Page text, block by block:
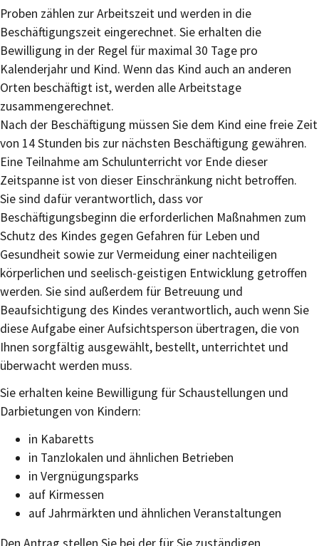
Proben zählen zur Arbeitszeit und werden in die
Beschäftigungszeit eingerechnet. Sie erhalten die
Bewilligung in der Regel für maximal 30 Tage pro
Kalenderjahr und Kind. Wenn das Kind auch an anderen
Orten beschäftigt ist, werden alle Arbeitstage
zusammengerechnet.
Nach der Beschäftigung müssen Sie dem Kind eine freie Zeit
von 14 Stunden bis zur nächsten Beschäftigung gewähren.
Eine Teilnahme am Schulunterricht vor Ende dieser
Zeitspanne ist von dieser Einschränkung nicht betroffen.
Sie sind dafür verantwortlich, dass vor
Beschäftigungsbeginn die erforderlichen Maßnahmen zum
Schutz des Kindes gegen Gefahren für Leben und
Gesundheit sowie zur Vermeidung einer nachteiligen
körperlichen und seelisch-geistigen Entwicklung getroffen
werden. Sie sind außerdem für Betreuung und
Beaufsichtigung des Kindes verantwortlich, auch wenn Sie
diese Aufgabe einer Aufsichtsperson übertragen, die von
Ihnen sorgfältig ausgewählt, bestellt, unterrichtet und
überwacht werden muss.
Sie erhalten keine Bewilligung für Schaustellungen und
Darbietungen von Kindern:
in Kabaretts
in Tanzlokalen und ähnlichen Betrieben
in Vergnügungsparks
auf Kirmessen
auf Jahrmärkten und ähnlichen Veranstaltungen